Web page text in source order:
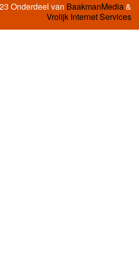
Onderdeel van BaakmanMedia&
Vrolijk Internet Services